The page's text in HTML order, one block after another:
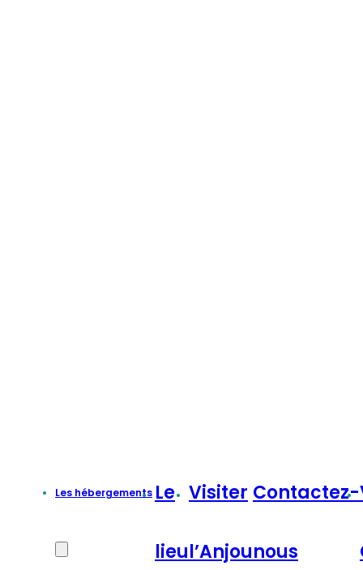
Les hébergements Le
lieu
Visiter
l’Anjou
Contactez-
nous